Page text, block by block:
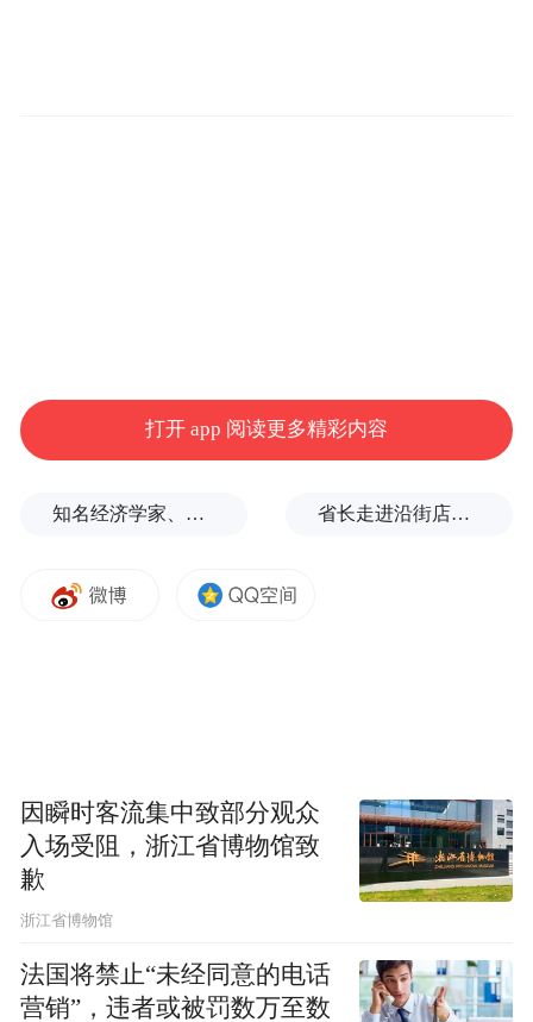
制到多模态感知，我们一步一个脚印，构建
余项核心专利，将“新质生产力”具象化为能
够替代人工、精准高效作业的智能装备。景
曜科技以“机器人+AI”创新技术，重构轨道交
通运维新模式。其自主研发的智能巡检设备
已成功落地南京、广州、重庆、天津、合
肥、昆明等10余个国内城市，全面覆盖列车
打开 app 阅读更多精彩内容
知名经济学家、教育家、出版人高希均辞世，享年90岁 省长走进沿街店铺、网红打卡点，与游客交流
因瞬时客流集中致部分观众
入场受阻，浙江省博物馆致
歉
浙江省博物馆
法国将禁止“未经同意的电话
营销”，违者或被罚数万至数